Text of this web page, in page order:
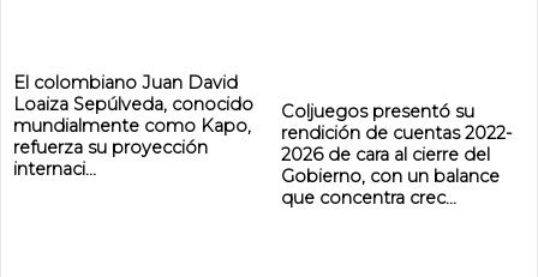
El colombiano Juan David
Loaiza Sepúlveda, conocido
mundialmente como Kapo,
refuerza su proyección
internaci...
Coljuegos presentó su
rendición de cuentas 2022-
2026 de cara al cierre del
Gobierno, con un balance
que concentra crec...